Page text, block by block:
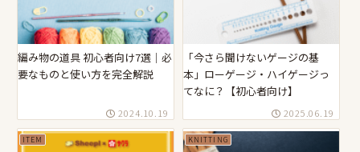
編み物の道具 初心者向け7選｜必
要なものと使い方を完全解説
2024.10.19
「今さら聞けないゲージの基
本」ローゲージ・ハイゲージっ
てなに？【初心者向け】
2025.06.19
ITEM KNITTING